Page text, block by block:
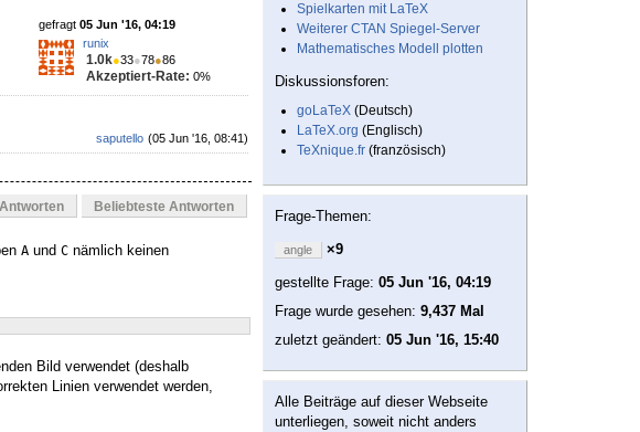
gefragt 05 Jun '16, 04:19
runix
1.0k●33●78●86
Akzeptiert-Rate: 0%
(05 Jun '16, 08:41)
saputello
Beliebteste Antworten
A und C nämlich keinen
Bild verwendet (deshalb
Linien verwendet werden,
Spielkarten mit LaTeX
Weiterer CTAN Spiegel-Server
Mathematisches Modell plotten
Diskussionsforen:
goLaTeX (Deutsch)
LaTeX.org (Englisch)
TeXnique.fr (französisch)
Frage-Themen:
angle
×9
gestellte Frage: 05 Jun '16, 04:19
Frage wurde gesehen: 9,437 Mal
zuletzt geändert: 05 Jun '16, 15:40
Alle Beiträge auf dieser Webseite
unterliegen, soweit nicht anders